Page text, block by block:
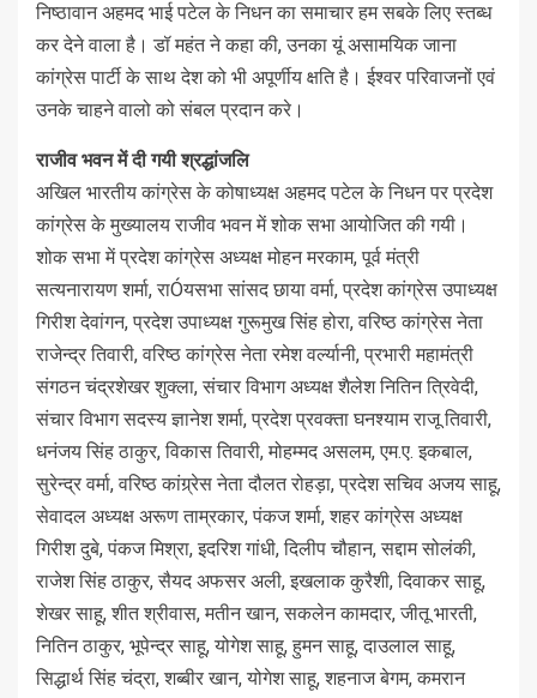
निष्ठावान अहमद भाई पटेल के निधन का समाचार हम सबके लिए स्तब्ध
कर देने वाला है। डॉ महंत ने कहा की, उनका यूं असामयिक जाना
कांग्रेस पार्टी के साथ देश को भी अपूर्णीय क्षति है। ईश्वर परिवाजनों एवं
उनके चाहने वालो को संबल प्रदान करे।
राजीव भवन में दी गयी श्रद्धांजलि
अखिल भारतीय कांग्रेस के कोषाध्यक्ष अहमद पटेल के निधन पर प्रदेश
कांग्रेस के मुख्यालय राजीव भवन में शोक सभा आयोजित की गयी।
शोक सभा में प्रदेश कांग्रेस अध्यक्ष मोहन मरकाम, पूर्व मंत्री
सत्यनारायण शर्मा, राÓयसभा सांसद छाया वर्मा, प्रदेश कांग्रेस उपाध्यक्ष
गिरीश देवांगन, प्रदेश उपाध्यक्ष गुरूमुख सिंह होरा, वरिष्ठ कांग्रेस नेता
राजेन्द्र तिवारी, वरिष्ठ कांग्रेस नेता रमेश वर्ल्यानी, प्रभारी महामंत्री
संगठन चंद्रशेखर शुक्ला, संचार विभाग अध्यक्ष शैलेश नितिन त्रिवेदी,
संचार विभाग सदस्य ज्ञानेश शर्मा, प्रदेश प्रवक्ता घनश्याम राजू तिवारी,
धनंजय सिंह ठाकुर, विकास तिवारी, मोहम्मद असलम, एम.ए. इकबाल,
सुरेन्द्र वर्मा, वरिष्ठ कांग्र्रेस नेता दौलत रोहड़ा, प्रदेश सचिव अजय साहू,
सेवादल अध्यक्ष अरूण ताम्रकार, पंकज शर्मा, शहर कांग्रेस अध्यक्ष
गिरीश दुबे, पंकज मिश्रा, इदरिश गांधी, दिलीप चौहान, सद्दाम सोलंकी,
राजेश सिंह ठाकुर, सैयद अफसर अली, इखलाक कुरैशी, दिवाकर साहू,
शेखर साहू, शीत श्रीवास, मतीन खान, सकलेन कामदार, जीतू भारती,
नितिन ठाकुर, भूपेन्द्र साहू, योगेश साहू, हुमन साहू, दाउलाल साहू,
सिद्धार्थ सिंह चंद्रा, शब्बीर खान, योगेश साहू, शहनाज बेगम, कमरान